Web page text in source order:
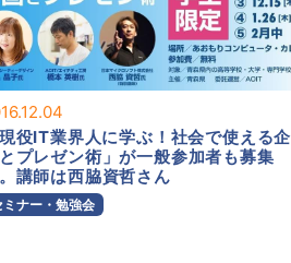
役IT業界人に学ぶ！社会で使える企
プレゼン術」が一般参加者も募集
講師は西脇資哲さん
ミナー・勉強会